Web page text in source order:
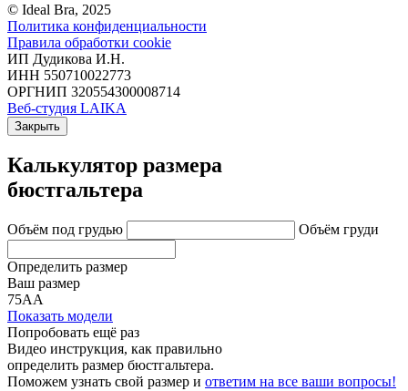
© Ideal Bra, 2025
Политика конфиденциальности
Правила обработки cookie
ИП Дудикова И.Н.
ИНН 550710022773
ОРГНИП 320554300008714
Веб-студия LAIKA
Закрыть
Калькулятор размера
бюстгальтера
Объём под грудью Объём груди
Определить размер
Ваш размер
75АА
Показать модели
Попробовать ещё раз
Видео инструкция, как правильно
определить размер бюстгальтера.
Поможем узнать свой размер и ответим на все ваши вопросы!